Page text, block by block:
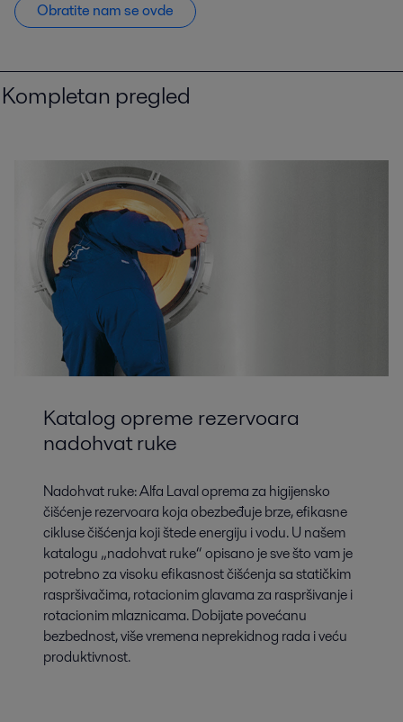
Obratite nam se ovde
Kompletan pregled
Katalog opreme rezervoara
nadohvat ruke
Nadohvat ruke: Alfa Laval oprema za higijensko
čišćenje rezervoara koja obezbeđuje brze, efikasne
cikluse čišćenja koji štede energiju i vodu. U našem
katalogu „nadohvat ruke“ opisano je sve što vam je
potrebno za visoku efikasnost čišćenja sa statičkim
raspršivačima, rotacionim glavama za raspršivanje i
rotacionim mlaznicama. Dobijate povećanu
bezbednost, više vremena neprekidnog rada i veću
produktivnost.